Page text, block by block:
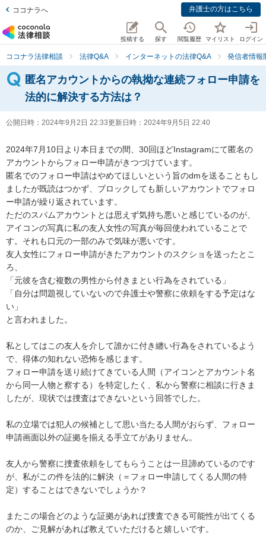
ココナラへ 弁護士の方はこちら
投稿する 探す 閲覧履歴 マイリスト ログイン
ココナラ法律相談 法律Q&A インターネットの法律Q&A 発信者情報
匿名アカウントからの執拗な連続フォロー申請を
法的に解決する方法は？
公開日時： 2024年9月2日 22:33更新日時： 2024年9月5日 22:40
2024年7月10日より本日までの間、30回ほどInstagramにて匿名の
アカウントからフォロー申請がきつづけています。
匿名でのフォロー申請はやめてほしいという旨のdmを送ることもし
ましたが既読はつかず、ブロックしても新しいアカウントでフォロ
ー申請が繰り返されています。
ただのスパムアカウントとは思えず気持ち悪いと感じているのが、
アイコンの写真に私の友人女性の写真が毎回使われていることで
す。それも口元の一部のみで気味が悪いです。
友人女性にフォロー申請がきたアカウントのスクショを送ったとこ
ろ、
「元彼を含む複数の男性から付きまとい行為をされている」
「自分は問題視していないので弁護士や警察に依頼をする予定はな
い」
と言われました。
私としてはこの友人を介して誰かに付き纏い行為をされているよう
で、得体の知れない恐怖を感じます。
フォロー申請を送り続けてきている人間（アイコンとアカウント名
から同一人物と察する）を特定したく、私から警察に相談に行きま
したが、現状では捜査はできないという回答でした。
私の立場では犯人の候補として思い当たる人間がおらず、フォロー
申請画面以外の証拠を揃える手立てがありません。
友人から警察に捜査依頼をしてもらうことは一旦諦めているのです
が、私がこの件を法的に解決（＝フォロー申請してくる人間の特
定）することはできないでしょうか？
またこの場合どのような証拠があれば捜査できる可能性が出てくる
のか、ご見解があれば教えていただけると嬉しいです。